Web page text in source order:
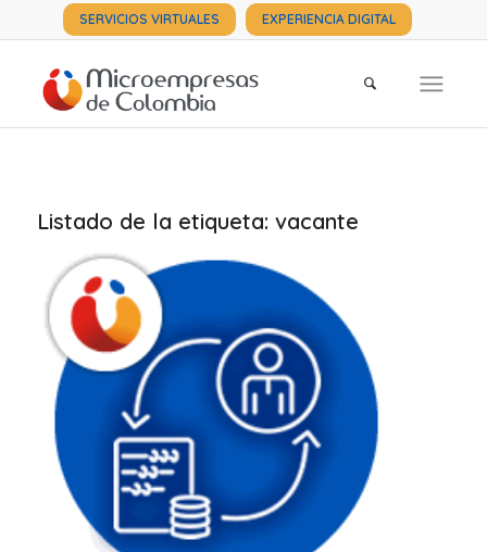
SERVICIOS VIRTUALES EXPERIENCIA DIGITAL
Listado de la etiqueta: vacante